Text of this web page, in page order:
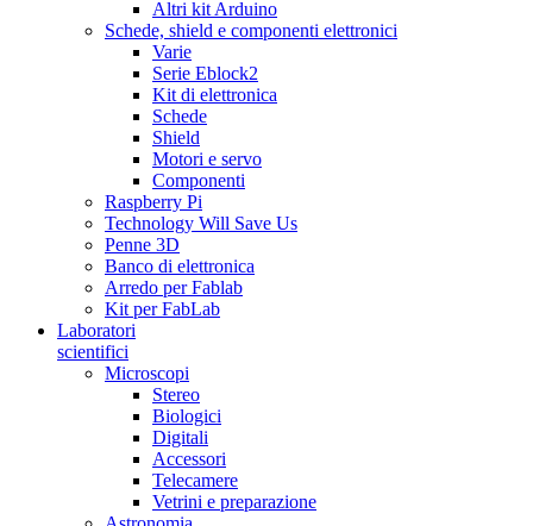
Altri kit Arduino
Schede, shield e componenti elettronici
Varie
Serie Eblock2
Kit di elettronica
Schede
Shield
Motori e servo
Componenti
Raspberry Pi
Technology Will Save Us
Penne 3D
Banco di elettronica
Arredo per Fablab
Kit per FabLab
Laboratori
scientifici
Microscopi
Stereo
Biologici
Digitali
Accessori
Telecamere
Vetrini e preparazione